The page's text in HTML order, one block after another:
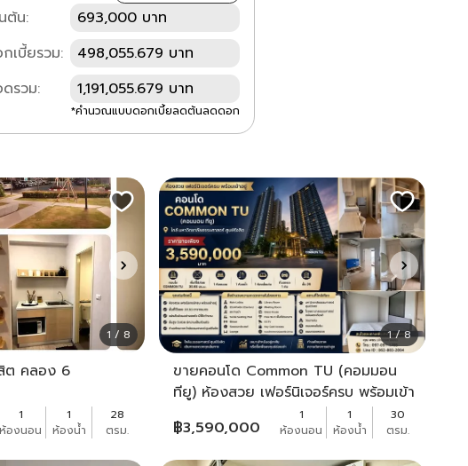
ต้น:
693,000 บาท
เบี้ยรวม:
498,055.679 บาท
รวม:
1,191,055.679 บาท
*คำนวณแบบดอกเบี้ยลดต้นลดดอก
1 / 8
ต คลอง 6
1
ห้องนอน
1
ห้องน้ำ
28
ตรม.
1 / 8
ขายคอนโด Common TU (คอมมอน
ทียู) ห้องสวย เฟอร์นิเจอร์ครบ พร้อมเข้า
อยู่ ใกล้มหาวิทยาลัยธรรมศาสตร์ ศูนย์
รังสิต
฿3,590,000
1
ห้องนอน
1
ห้องน้ำ
30
ตรม.